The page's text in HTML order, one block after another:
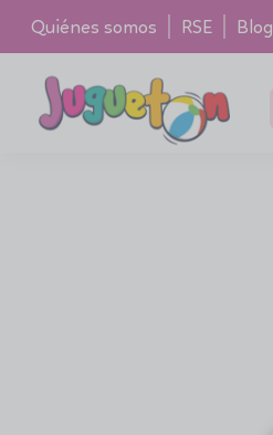
Quiénes somos RSE Blog